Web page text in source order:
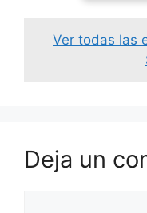
Ver todas las
Deja un